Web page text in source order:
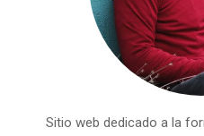
Sitio web dedicado a la